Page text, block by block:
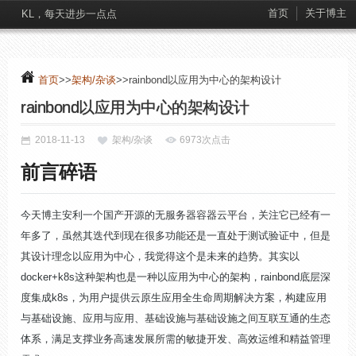
KL，每天进步一点点 首页 关于博主
首页>>架构/杂谈>>rainbond以应用为中心的架构设计
rainbond以应用为中心的架构设计
2018-11-13 架构/杂谈 6973次点击
前言碎语
今天博主安利一个国产开源的无服务器容器云平台，关注它已经有一
年多了，虽然其迭代到现在很多功能还是一直处于测试验证中，但是
其设计理念以应用为中心，我觉得这个是未来的趋势。其实以
docker+k8s这种架构也是一种以应用为中心的架构，rainbond底层深
度集成k8s，为用户提供云原生应用全生命周期解决方案，构建应用
与基础设施、应用与应用、基础设施与基础设施之间互联互通的生态
体系，满足支撑业务高速发展所需的敏捷开发、高效运维和精益管理